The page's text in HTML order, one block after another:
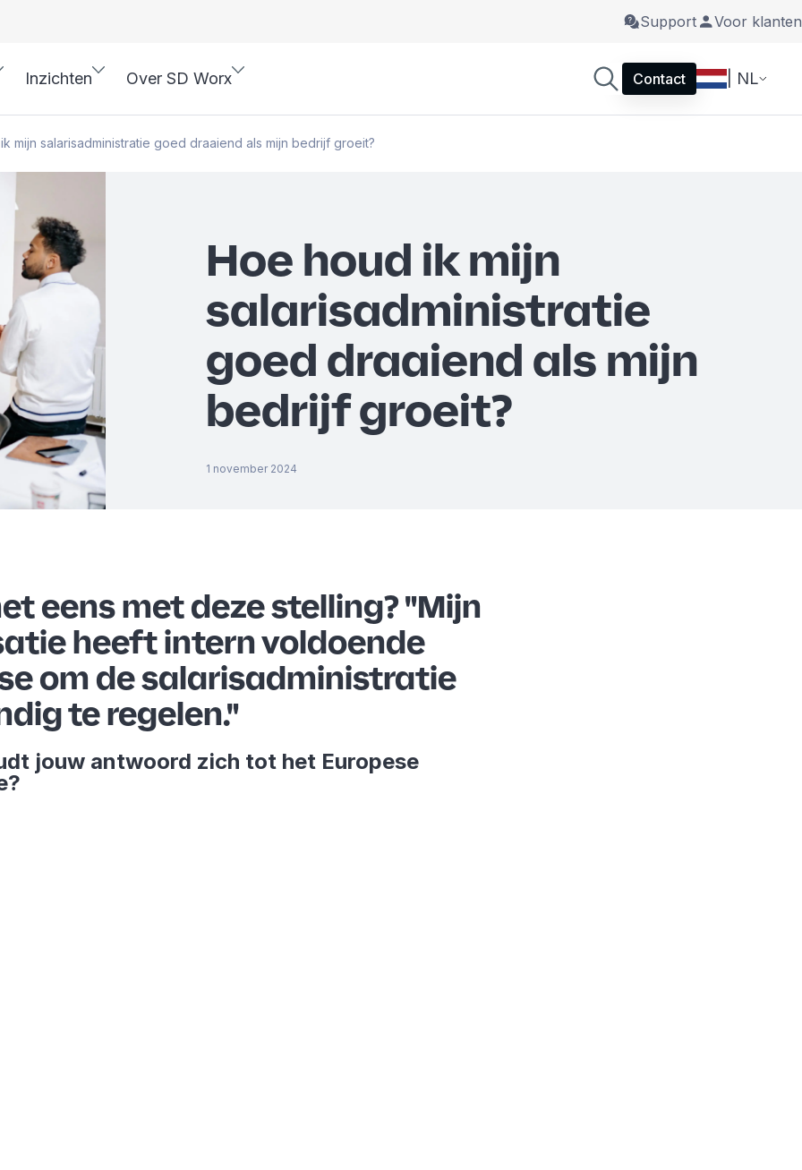
Support Voor klanten
Inzichten Over SD Worx Contact | NL
mijn salarisadministratie goed draaiend als mijn bedrijf groeit?
Hoe houd ik mijn
salarisadministratie
goed draaiend als mijn
bedrijf groeit?
1 november 2024
eens met deze stelling? "Mijn
heeft intern voldoende
om de salarisadministratie
te regelen."
jouw antwoord zich tot het Europese